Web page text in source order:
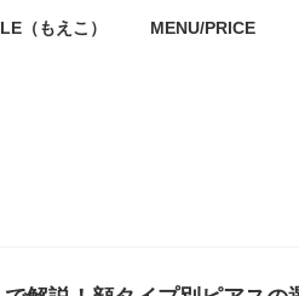
（もえこ） MENU/PRICE